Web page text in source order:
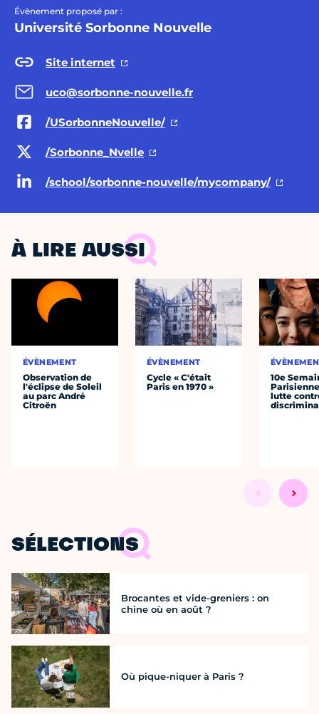
Évènement proposé par :
Université Sorbonne Nouvelle
Site internet
uco@sorbonne-nouvelle.fr
/USorbonneNouvelle/
/Sorbonne_Nvelle
/school/sorbonne-nouvelle/mycompany/
À LIRE AUSSI
ÉVÈNEMENT
Observation de
l'éclipse de Soleil
au parc André
Citroën
ÉVÈNEMENT
Cycle « C'était
Paris en 1970 »
10e
lutte
SÉLECTIONS
Brocantes et vide-greniers : on
chine où en août ?
Où pique-niquer à Paris ?